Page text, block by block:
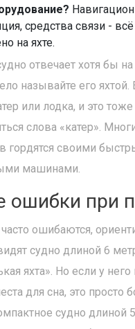
средства связи -
на яхте.
отвечает хотя бы
называйте его яхтой.
или лодка, и это
слова «катер».
гордятся своими
машинами.
ошибки при
ошибаются,
судно длиной 6
яхта». Но если у
для сна, это просто
судно длиной